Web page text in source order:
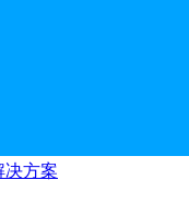
决方案